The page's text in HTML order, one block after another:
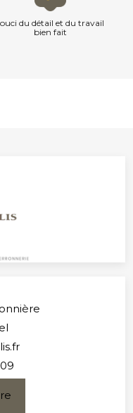
du détail et du travail
bien fait